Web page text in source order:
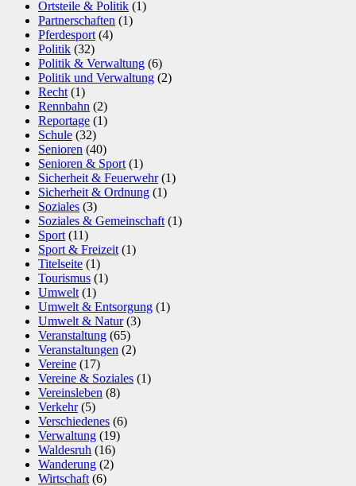
Ortsteile & Politik (1)
Partnerschaften (1)
Pferdesport (4)
Politik (32)
Politik & Verwaltung (6)
Politik und Verwaltung (2)
Recht (1)
Rennbahn (2)
Reportage (1)
Schule (32)
Senioren (40)
Senioren & Sport (1)
Sicherheit & Feuerwehr(1)
Sicherheit & Ordnung (1)
Soziales (3)
Soziales & Gemeinschaft (1)
Sport (11)
Sport & Freizeit (1)
Titelseite (1)
Tourismus (1)
Umwelt (1)
Umwelt & Entsorgung (1)
Umwelt & Natur(3)
Veranstaltung (65)
Veranstaltungen (2)
Vereine (17)
Vereine & Soziales (1)
Vereinsleben (8)
Verkehr(5)
Verschiedenes (6)
Verwaltung (19)
Waldesruh (16)
Wanderung (2)
Wirtschaft (6)